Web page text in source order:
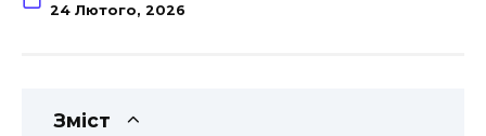
24 Лютого, 2026
Зміст